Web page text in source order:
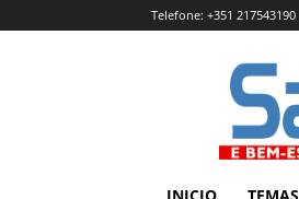
Telefone: +351 217543190